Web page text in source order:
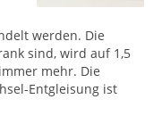
werden. Die
sind, wird auf 1,5
mehr. Die
Entgleisung ist